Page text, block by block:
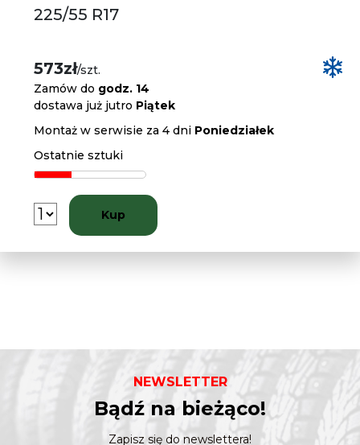
225/55 R17
573zł/szt.
Zamów do godz. 14
dostawa już jutro Piątek
Montaż w serwisie za 4 dni Poniedziałek
Ostatnie sztuki
Kup
NEWSLETTER
Bądź na bieżąco!
Zapisz się do newslettera!